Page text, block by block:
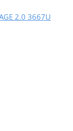
2.0 3667U